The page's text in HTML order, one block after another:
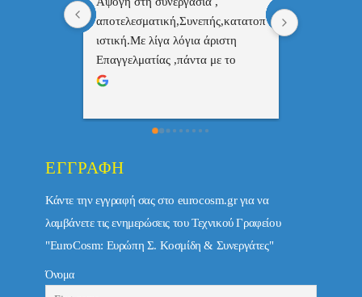
συνεργασία
ΕΓΓΡΑΦΉ
Κάντε την εγγραφή σας στο eurocosm.gr για να
λαμβάνετε τις ενημερώσεις του Τεχνικού Γραφείου
"EuroCosm: Ευρώπη Σ. Κοσμίδη & Συνεργάτες"
Όνομα